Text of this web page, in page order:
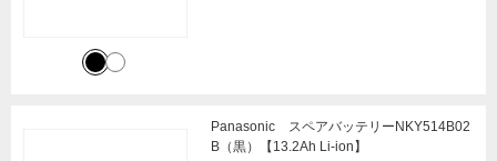
Panasonic スペアバッテリーNKY514B02
B（黒）【13.2Ah Li-ion】